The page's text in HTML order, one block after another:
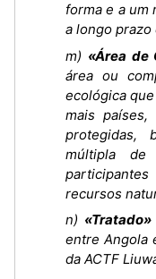
forma e a um
a longo
m) «Área de
área ou
ecológica
mais países,
protegidas,
múltipla
recursos
n) «Tratado»
entre Angola
da ACTF